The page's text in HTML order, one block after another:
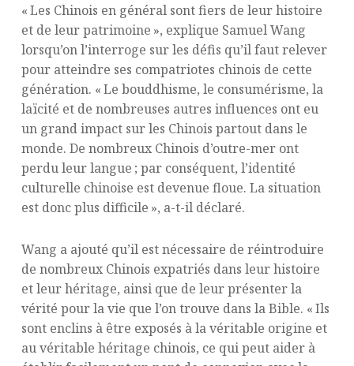
« Les Chinois en général sont fiers de leur histoire
et de leur patrimoine », explique Samuel Wang
lorsqu’on l’interroge sur les défis qu’il faut relever
pour atteindre ses compatriotes chinois de cette
génération. « Le bouddhisme, le consumérisme, la
laïcité et de nombreuses autres influences ont eu
un grand impact sur les Chinois partout dans le
monde. De nombreux Chinois d’outre-mer ont
perdu leur langue ; par conséquent, l’identité
culturelle chinoise est devenue floue. La situation
est donc plus difficile », a-t-il déclaré.
Wang a ajouté qu’il est nécessaire de réintroduire
de nombreux Chinois expatriés dans leur histoire
et leur héritage, ainsi que de leur présenter la
vérité pour la vie que l’on trouve dans la Bible. « Ils
sont enclins à être exposés à la véritable origine et
au véritable héritage chinois, ce qui peut aider à